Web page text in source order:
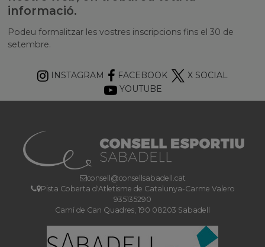
informació.
Podeu formalitzar les vostres inscripcions fins el 30 de
setembre.
INSTAGRAM FACEBOOK
X SOCIAL
YOUTUBE
consell@consellsabadell.cat
Pista Coberta d'Atletisme de Catalunya-Carme Valero
935135290
Camí de Can Quadres, 190 08203 Sabadell